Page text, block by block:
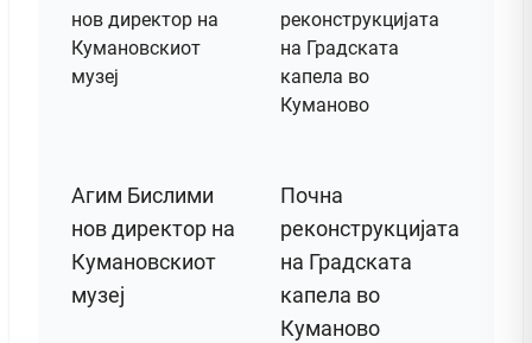
Агим Бислими
нов директор на
Кумановскиот
музеј
Почна
реконструкцијата
на Градската
капела во
Куманово